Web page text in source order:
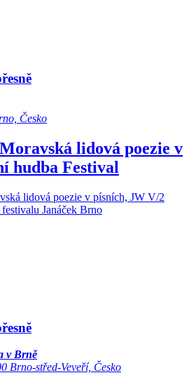
Česko
lidová poezie v
hudba Festival
lidová poezie v písních, JW V/2
Janáček Brno
v Brně
Brno-střed-Veveří, Česko